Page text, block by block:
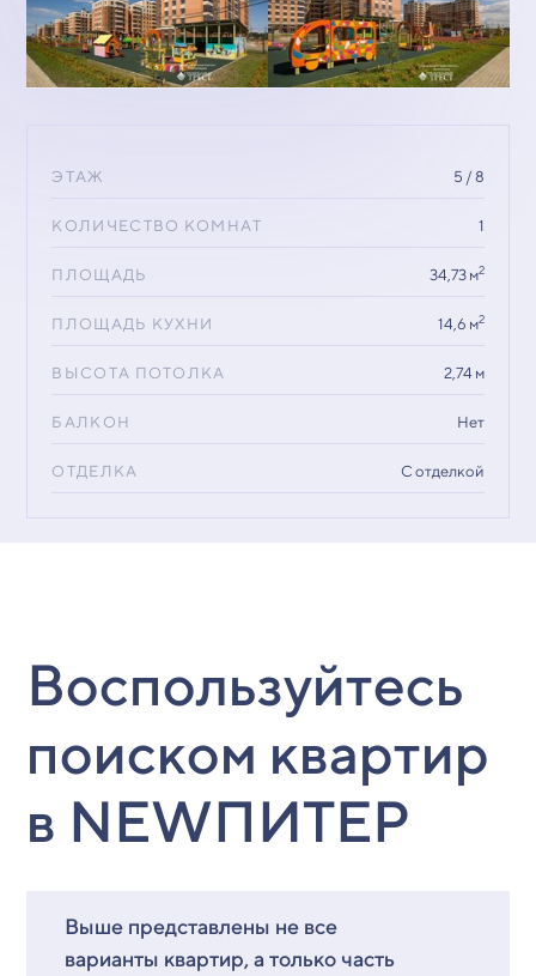
ЭТАЖ 5 / 8
КОЛИЧЕСТВО КОМНАТ 1
ПЛОЩАДЬ 34,73 м2
ПЛОЩАДЬ КУХНИ 14,6 м2
ВЫСОТА ПОТОЛКА 2,74 м
БАЛКОН Нет
ОТДЕЛКА С отделкой
Воспользуйтесь
поиском квартир
в NEWПИТЕР
Выше представлены не все
варианты квартир, а только часть